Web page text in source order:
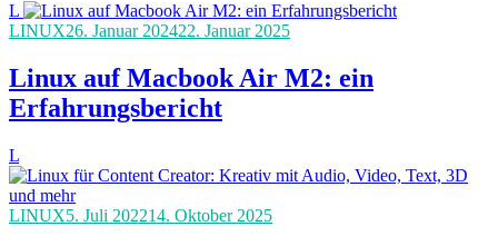
L
LINUX26. Januar 202422. Januar 2025
Linux auf Macbook Air M2: ein
Erfahrungsbericht
L
LINUX5. Juli 202214. Oktober 2025